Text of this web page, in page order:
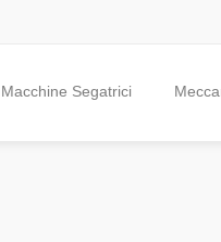
Macchine Segatrici